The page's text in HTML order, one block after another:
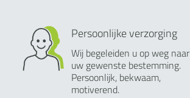
Persoonlijke verzorging
Wij begeleiden u op weg naar
uw gewenste bestemming.
Persoonlijk, bekwaam,
motiverend.